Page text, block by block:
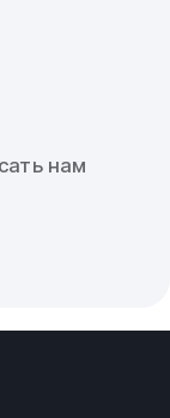
нам